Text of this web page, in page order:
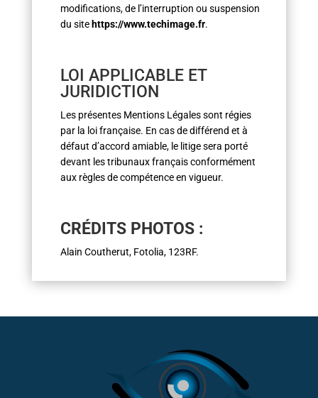
modifications, de l’interruption ou suspension
du site https://www.techimage.fr.
LOI APPLICABLE ET
JURIDICTION
Les présentes Mentions Légales sont régies
par la loi française. En cas de différend et à
défaut d’accord amiable, le litige sera porté
devant les tribunaux français conformément
aux règles de compétence en vigueur.
CRÉDITS PHOTOS :
Alain Coutherut, Fotolia, 123RF.